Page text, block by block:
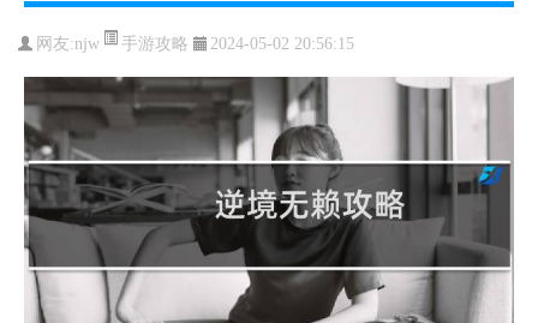
网友:njw 手游攻略 2024-05-02 20:56:15